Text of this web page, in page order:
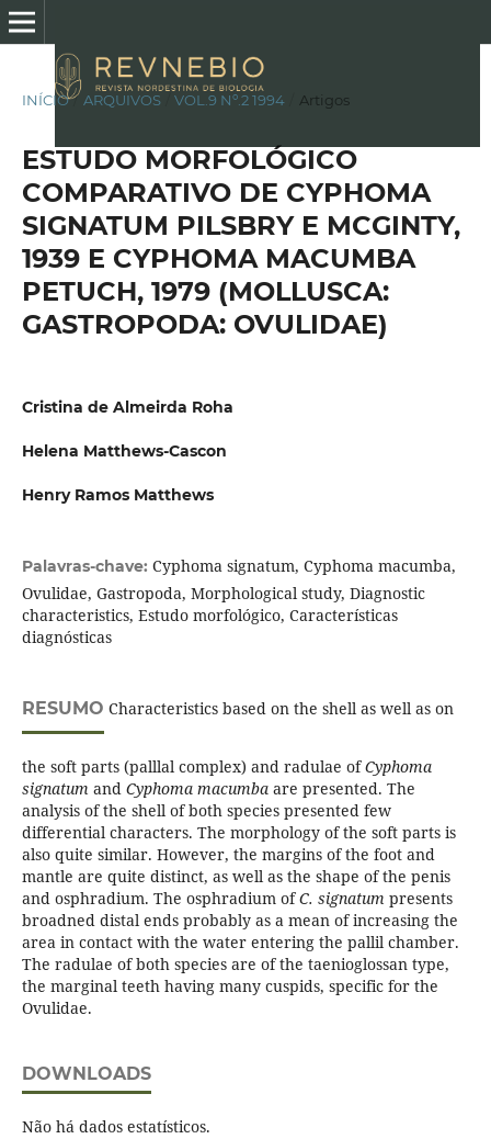
INÍCIO / ARQUIVOS VOL.9 Nº.2 1994 Artigos
ESTUDO MORFOLÓGICO
COMPARATIVO DE CYPHOMA
SIGNATUM PILSBRY E MCGINTY,
1939 E CYPHOMA MACUMBA
PETUCH, 1979 (MOLLUSCA:
GASTROPODA: OVULIDAE)
Cristina de Almeirda Roha
Helena Matthews-Cascon
Henry Ramos Matthews
Palavras-chave: Cyphoma signatum, Cyphoma macumba,
Ovulidae, Gastropoda, Morphological study, Diagnostic
characteristics, Estudo morfológico, Características
diagnósticas
RESUMO Characteristics based on the shell as well as on
the soft parts (palllal complex) and radulae ofCyphoma
signatum and Cyphoma macumbaare presented. The
analysis of the shell of both species presented few
differential characters. The morphology of the soft parts is
also quite similar. However, the margins of the foot and
mantle are quite distinct, as well as the shape of the penis
and osphradium. The osphradium ofC. signatum presents
broadned distal ends probably as a mean of increasing the
area in contact with the water entering the pallil chamber.
The radulae of both species are of the taenioglossan type,
the marginal teeth having many cuspids, specific for the
Ovulidae.
DOWNLOADS
Não há dados estatísticos.